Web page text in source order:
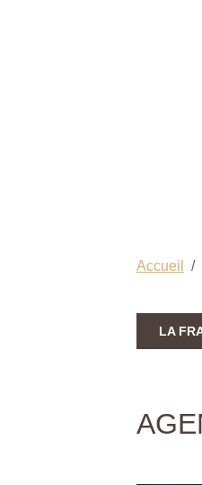
Accueil
LA